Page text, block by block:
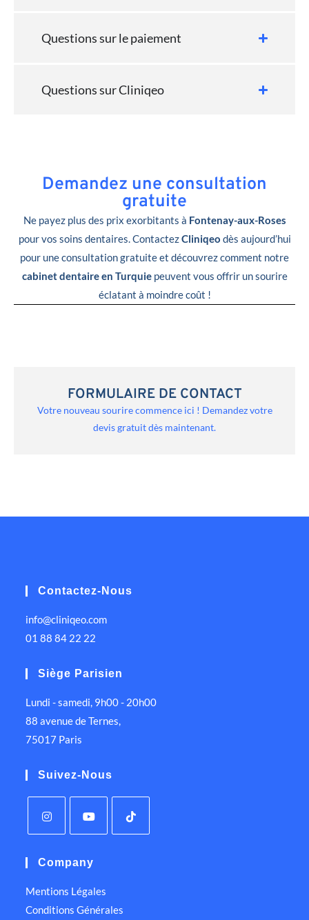
Questions sur le paiement
Questions sur Cliniqeo
Demandez une consultation
gratuite
Ne payez plus des prix exorbitants à Fontenay-aux-Roses
pour vos soins dentaires. ContactezCliniqeo dès aujourd’hui
pour une consultation gratuite et découvrez comment notre
cabinet dentaire en Turquiepeuvent vous offrir un sourire
éclatant à moindre coût !
FORMULAIRE DE CONTACT
Votre nouveau sourire commence ici ! Demandez votre
devis gratuit dès maintenant.
Contactez-Nous
info@cliniqeo.com
01 88 84 22 22
Siège Parisien
Lundi - samedi, 9h00 - 20h00
88 avenue de Ternes,
75017 Paris
Suivez-Nous
Company
Mentions Légales
Conditions Générales